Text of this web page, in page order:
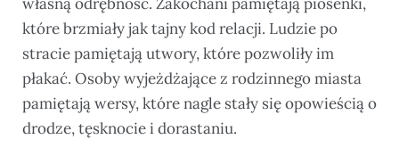
które brzmiały jak tajny kod relacji. Ludzie po
stracie pamiętają utwory, które pozwoliły im
płakać. Osoby wyjeżdżające z rodzinnego miasta
pamiętają wersy, które nagle stały się opowieścią o
drodze, tęsknocie i dorastaniu.